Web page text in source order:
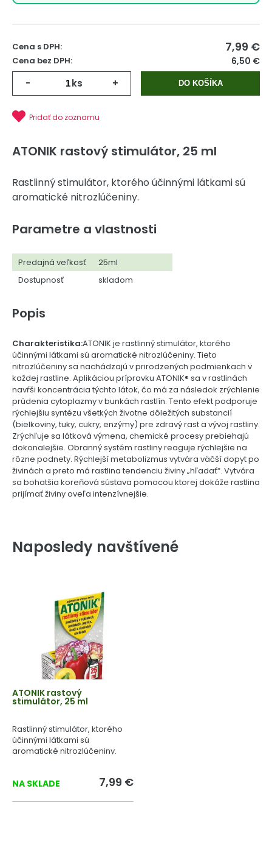
Cena s DPH: 7,99 €
Cena bez DPH: 6,50 €
- ks + DO KOŠÍKA
Pridať do zoznamu
ATONIK rastový stimulátor, 25 ml
Rastlinný stimulátor, ktorého účinnými látkami sú
aromatické nitrozlúčeniny.
Parametre a vlastnosti
Predajná veľkosť
25ml
Dostupnosť
skladom
Popis
Charakteristika:ATONIK je rastlinný stimulátor, ktorého
účinnými látkami sú aromatické nitrozlúčeniny. Tieto
nitrozlúčeniny sa nachádzajú v prirodzených podmienkach v
každej rastline. Aplikáciou prípravku ATONIK® sa v rastlinách
navŕši koncentrácia týchto látok, čo má za následok zrýchlenie
prúdenia cytoplazmy v bunkách rastlín. Tento efekt podporuje
rýchlejšiu syntézu všetkých životne dôležitých substancií
(bielkoviny, tuky, cukry, enzýmy) pre zdravý rast a vývoj rastliny.
Zrýchľuje sa látková výmena, chemické procesy prebiehajú
dokonalejšie. Obranný systém rastliny reaguje rýchlejšie na
rôzne podnety. Rýchlejší metabolizmus vytvára väčší dopyt po
živinách a preto má rastlina tendenciu živiny „hľadať“. Vytvára
sa bohatšia koreňová sústava pomocou ktorej dokáže rastlina
prijímať živiny oveľa intenzívnejšie.
Naposledy navštívené
ATONIK rastový
stimulátor, 25 ml
Rastlinný stimulátor, ktorého
účinnými látkami sú
aromatické nitrozlúčeniny.
NA SKLADE 7,99 €